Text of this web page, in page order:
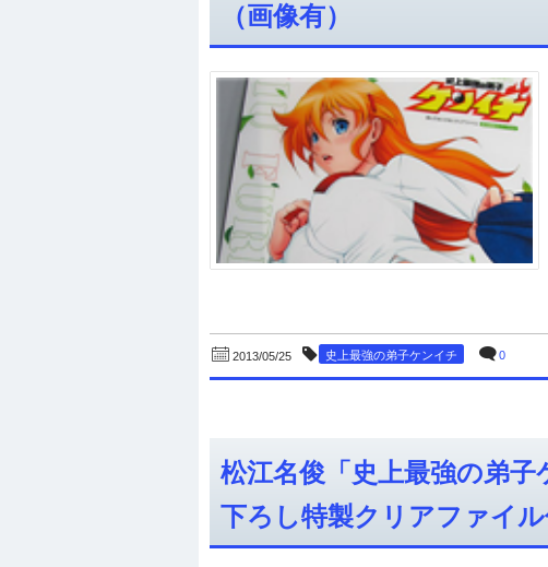
（画像有）
2013/05/25 史上最強の弟子ケンイチ 0
松江名俊「史上最強の弟
下ろし特製クリアファイ